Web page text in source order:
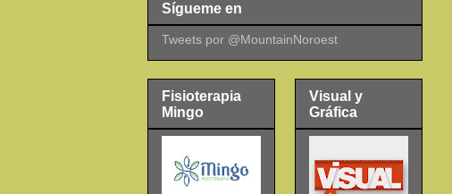
Sígueme en
Tweets por @MountainNoroest
Fisioterapia
Mingo
Visual y
Gráfica